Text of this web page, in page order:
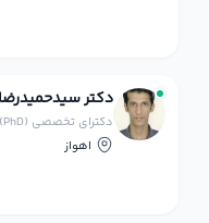
دکتر
دکترای تخصصی (PhD) روانشناسی بالینی
اهواز